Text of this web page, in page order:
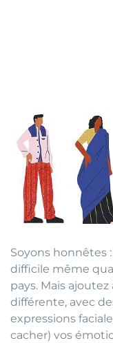
Soyons honnêtes
difficile même
pays. Mais
différente, avec
expressions
cacher) vos